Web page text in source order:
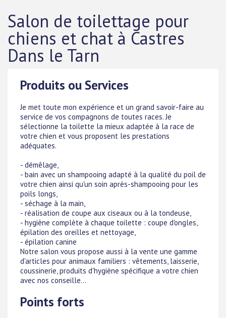
Salon de toilettage pour
chiens et chat à Castres
Dans le Tarn
Produits ou Services
Je met toute mon expérience et un grand savoir-faire au
service de vos compagnons de toutes races. Je
sélectionne la toilette la mieux adaptée à la race de
votre chien et vous proposent les prestations
adéquates.
- démêlage,
- bain avec un shampooing adapté à la qualité du poil de
votre chien ainsi qu'un soin après-shampooing pour les
poils longs,
- séchage à la main,
- réalisation de coupe aux ciseaux ou à la tondeuse,
- hygiène complète à chaque toilette : coupe d'ongles,
épilation des oreilles et nettoyage,
- épilation canine
Notre salon vous propose aussi à la vente une gamme
d'articles pour animaux familiers : vêtements, laisserie,
coussinerie, produits d'hygiène spécifique a votre chien
avec nos conseille...
Points forts